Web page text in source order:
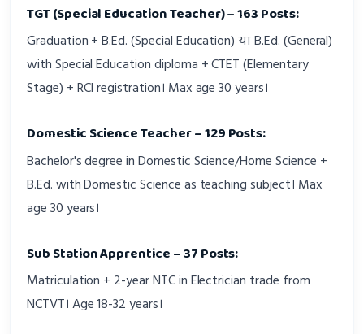
TGT (Special Education Teacher) – 163 Posts:
Graduation + B.Ed. (Special Education) या B.Ed. (General)
with Special Education diploma + CTET (Elementary
Stage) + RCI registration। Max age 30 years।
Domestic Science Teacher – 129 Posts:
Bachelor's degree in Domestic Science/Home Science +
B.Ed. with Domestic Science as teaching subject। Max
age 30 years।
Sub Station Apprentice – 37 Posts:
Matriculation + 2-year NTC in Electrician trade from
NCTVT। Age 18-32 years।